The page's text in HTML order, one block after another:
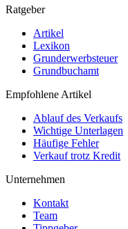
Ratgeber
Artikel
Lexikon
Grunderwerbsteuer
Grundbuchamt
Empfohlene Artikel
Ablauf des Verkaufs
Wichtige Unterlagen
Häufige Fehler
Verkauf trotz Kredit
Unternehmen
Kontakt
Team